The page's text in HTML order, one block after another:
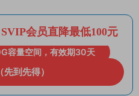
会员直降最低100元
容量空间，有效期30天
到先得）